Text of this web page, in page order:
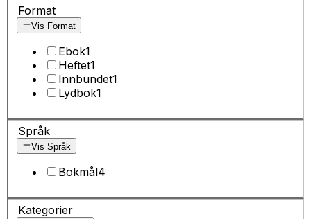
Format
Vis Format
Ebok1
Heftet1
Innbundet1
Lydbok1
Språk
Vis Språk
Bokmål4
Kategorier